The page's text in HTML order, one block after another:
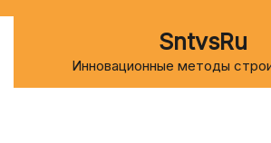
SntvsRu
Инновационные методы